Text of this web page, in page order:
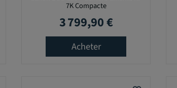
7K Compacte
Prix
3 799,90 €
Acheter